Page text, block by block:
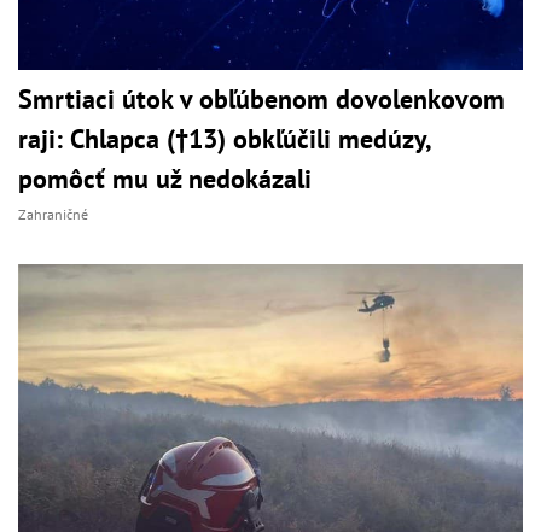
Smrtiaci útok v obľúbenom dovolenkovom
raji: Chlapca (†13) obkľúčili medúzy,
pomôcť mu už nedokázali
Zahraničné